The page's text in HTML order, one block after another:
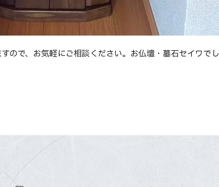
ので、お気軽にご相談ください。お仏壇・墓石セイワでし